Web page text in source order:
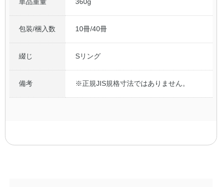
包装/梱入数 10冊/40冊
綴じ Sリング
備考 ※正規JIS規格寸法ではありません。